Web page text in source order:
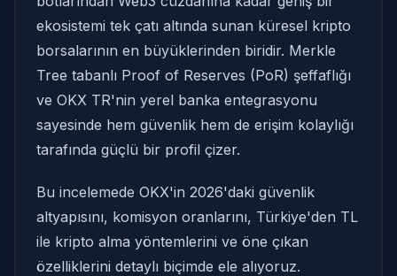
ekosistemi tek çatı altında sunan küresel kripto
borsalarının en büyüklerinden biridir. Merkle
Tree tabanlı Proof of Reserves (PoR) şeffaflığı
ve OKX TR'nin yerel banka entegrasyonu
sayesinde hem güvenlik hem de erişim kolaylığı
tarafında güçlü bir profil çizer.
Bu incelemede OKX'in 2026'daki güvenlik
altyapısını, komisyon oranlarını, Türkiye'den TL
ile kripto alma yöntemlerini ve öne çıkan
özelliklerini detaylı biçimde ele alıyoruz.